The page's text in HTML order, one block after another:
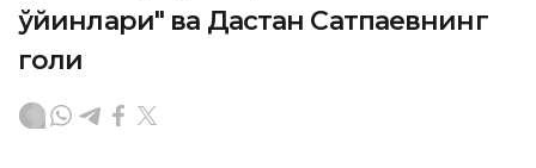
ўйинлари" ва Дастан Сатпаевнинг
голи